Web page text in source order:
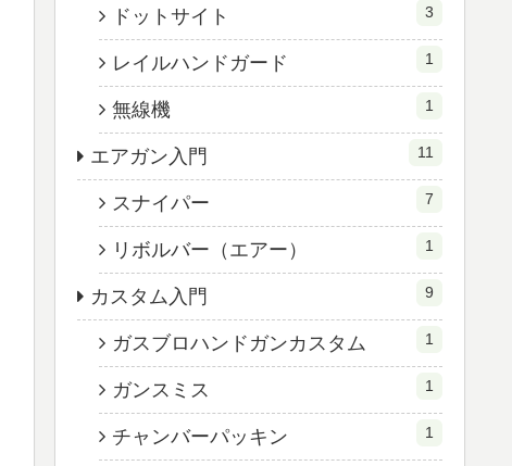
ドットサイト 3
レイルハンドガード 1
無線機 1
エアガン入門 11
スナイパー 7
リボルバー（エアー） 1
カスタム入門 9
ガスブロハンドガンカスタム 1
ガンスミス 1
チャンバーパッキン 1